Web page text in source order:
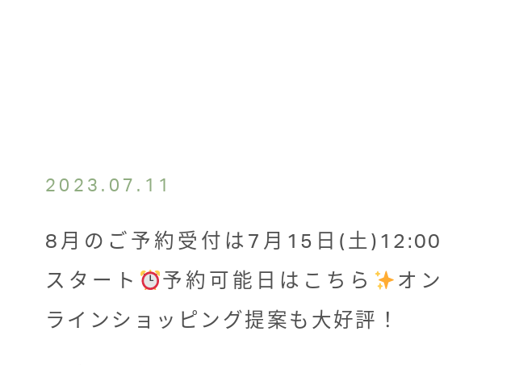
2023.07.11
8月のご予約受付は7月15日(土)12:00
スタート
予約可能日はこちら
オン
ラインショッピング提案も大好評！